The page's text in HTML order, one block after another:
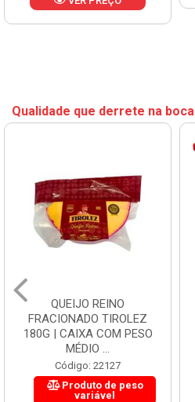
Qualidade que derrete na boca
QUEIJO REINO
FRACIONADO TIROLEZ
180G | CAIXA COM PESO
MÉDIO ...
Código: 22127
Produto de peso
variável